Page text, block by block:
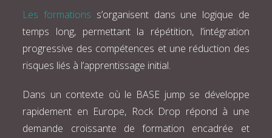
Les formations s’organisent dans une logique de
temps long, permettant la répétition, l’intégration
progressive des compétences et une réduction des
risques liés à l’apprentissage initial.
Dans un contexte où le BASE jump se développe
rapidement en Europe, Rock Drop répond à une
demande croissante de formation encadrée et